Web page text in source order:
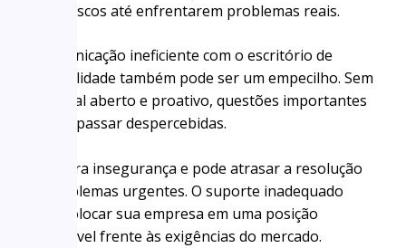
esses riscos até enfrentarem problemas reais.
A comunicação ineficiente com o escritório de
contabilidade também pode ser um empecilho. Sem
um canal aberto e proativo, questões importantes
podem passar despercebidas.
Isso gera insegurança e pode atrasar a resolução
de problemas urgentes. O suporte inadequado
pode colocar sua empresa em uma posição
vulnerável frente às exigências do mercado.